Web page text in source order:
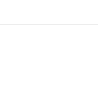
Befragten (25,1